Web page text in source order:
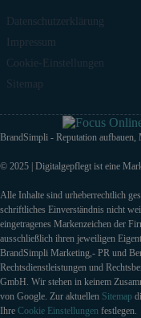
Datenschutzerklärung
Impressum
Cookie-Einstellungen
Sitemap
BrandSimpli - Reputation
© 2025 | Digitalgepflegt ist eine
Alle Inhalte sind urheberrechtlich
schriftliches Einverständnis nicht
eingetragenes Markenzeichen der
ausschließlich ihren jeweiligen
BrandSimpli Marketing,- PR und
Rechtsdienstleistungen und
GmbH. Wir stehen in keinem
von Google. Zur aktuellen Sitemap
Ihre Cookie Einstellungen festlegen.